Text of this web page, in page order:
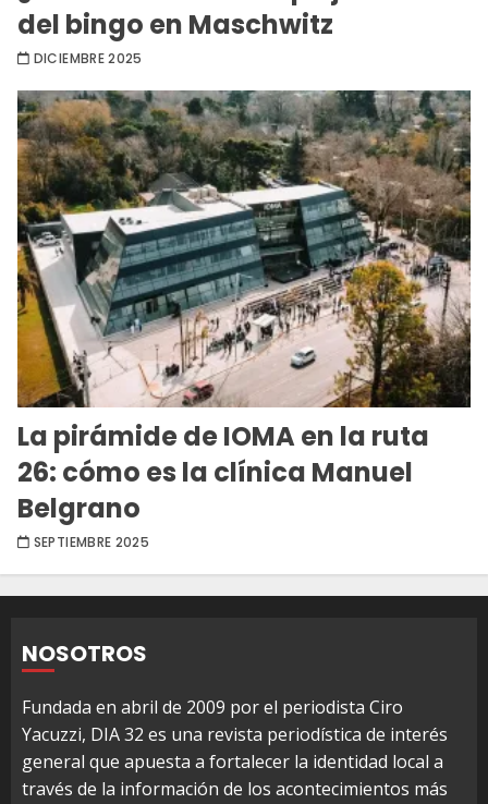
del bingo en Maschwitz
DICIEMBRE 2025
La pirámide de IOMA en la ruta
26: cómo es la clínica Manuel
Belgrano
SEPTIEMBRE 2025
NOSOTROS
Fundada en abril de 2009 por el periodista Ciro
Yacuzzi, DIA 32 es una revista periodística de interés
general que apuesta a fortalecer la identidad local a
través de la información de los acontecimientos más